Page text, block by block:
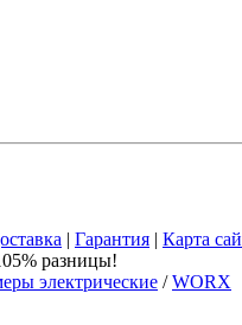
| Гарантия | Карта
разницы!
электрические /WORX